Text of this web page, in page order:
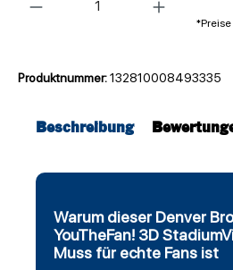
*Preise
Produktnummer:132810008493335
Beschreibung
Warum dieser Denver
YouTheFan! 3D
Muss für echte Fans ist